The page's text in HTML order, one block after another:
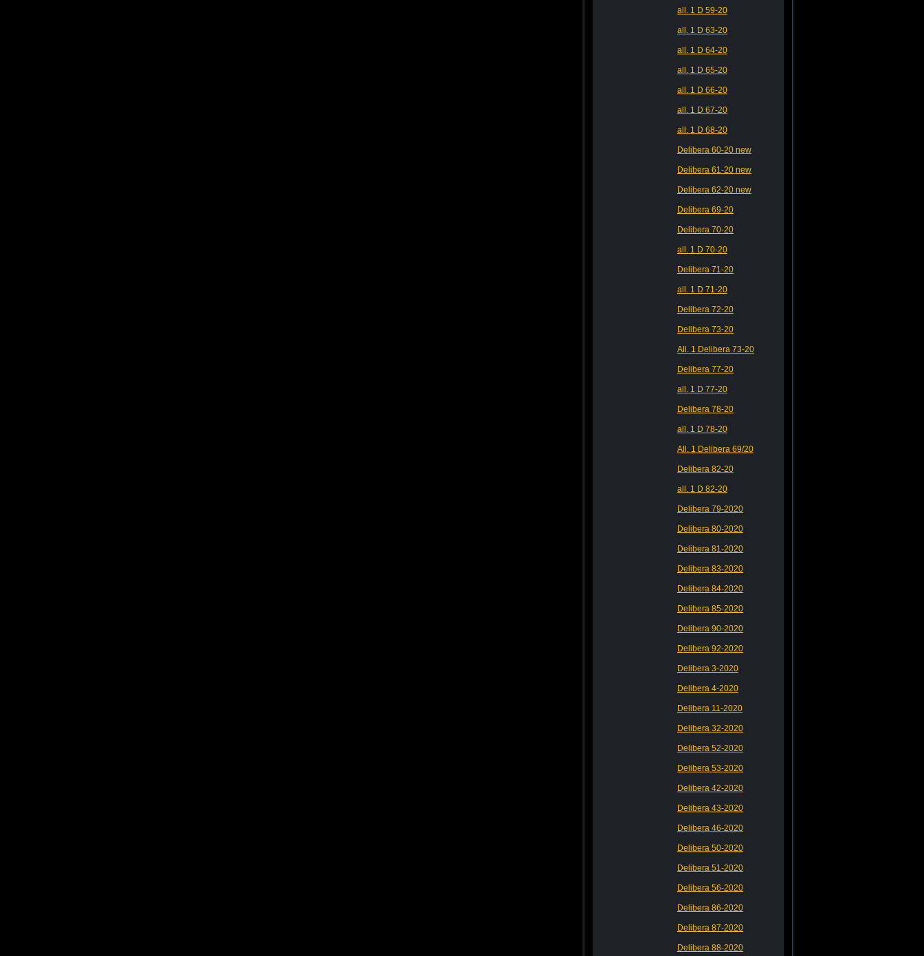
all. 1 D 59-20
all. 1 D 63-20
all. 1 D 64-20
all. 1 D 65-20
all. 1 D 66-20
all. 1 D 67-20
all. 1 D 68-20
Delibera 60-20 new
Delibera 61-20 new
Delibera 62-20 new
Delibera 69-20
Delibera 70-20
all. 1 D 70-20
Delibera 71-20
all. 1 D 71-20
Delibera 72-20
Delibera 73-20
All. 1 Delibera 73-20
Delibera 77-20
all. 1 D 77-20
Delibera 78-20
all. 1 D 78-20
All. 1 Delibera 69/20
Delibera 82-20
all. 1 D 82-20
Delibera 79-2020
Delibera 80-2020
Delibera 81-2020
Delibera 83-2020
Delibera 84-2020
Delibera 85-2020
Delibera 90-2020
Delibera 92-2020
Delibera 3-2020
Delibera 4-2020
Delibera 11-2020
Delibera 32-2020
Delibera 52-2020
Delibera 53-2020
Delibera 42-2020
Delibera 43-2020
Delibera 46-2020
Delibera 50-2020
Delibera 51-2020
Delibera 56-2020
Delibera 86-2020
Delibera 87-2020
Delibera 88-2020